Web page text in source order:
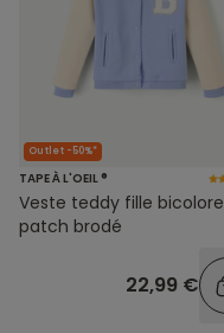
Outlet -50%*
TAPE À L'OEIL ®
Veste teddy fille bicolore
patch brodé
22,99 €